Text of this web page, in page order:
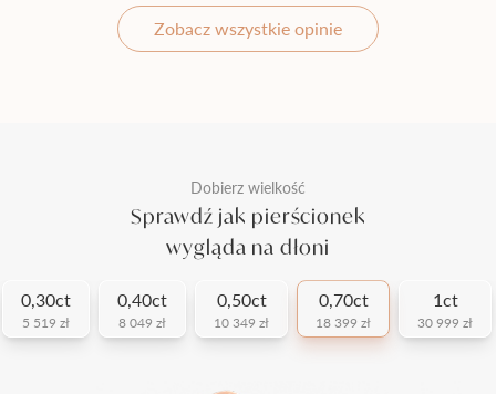
Zobacz wszystkie opinie
Dobierz wielkość
Sprawdź jak pierścionek
wygląda na dłoni
0,30ct
5 519 zł
0,40ct
8 049 zł
0,50ct
10 349 zł
0,70ct
18 399 zł
1ct
30 999 zł